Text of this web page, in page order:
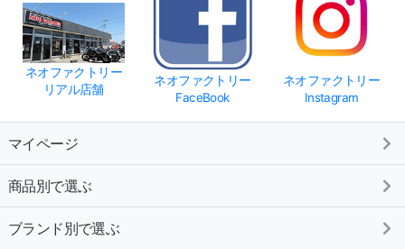
ネオファクトリー
リアル店舗
ネオファクトリー
FaceBook
ネオファクトリー
Instagram
マイページ
商品別で選ぶ
ブランド別で選ぶ